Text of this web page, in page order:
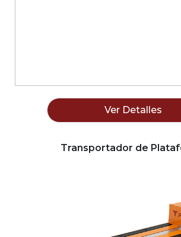
Ver Detalles
Transportador de